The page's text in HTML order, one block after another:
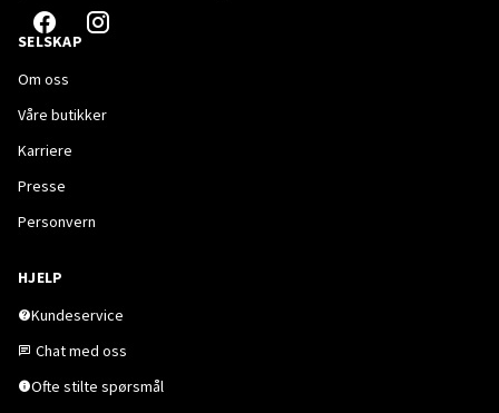
SELSKAP
Om oss
Våre butikker
Karriere
Presse
Personvern
HJELP
Kundeservice
Chat med oss
Ofte stilte spørsmål